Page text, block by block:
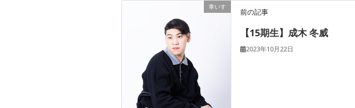
車いす
前の記事
【15期生】成木 冬威
2023年10月22日